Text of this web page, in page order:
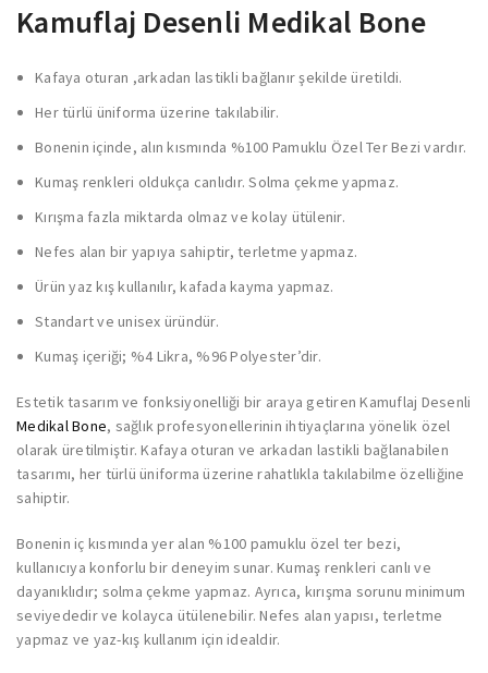
Kamuflaj Desenli Medikal Bone
Kafaya oturan ,arkadan lastikli bağlanır şekilde üretildi.
Her türlü üniforma üzerine takılabilir.
Bonenin içinde, alın kısmında %100 Pamuklu Özel Ter Bezi vardır.
Kumaş renkleri oldukça canlıdır. Solma çekme yapmaz.
Kırışma fazla miktarda olmaz ve kolay ütülenir.
Nefes alan bir yapıya sahiptir, terletme yapmaz.
Ürün yaz kış kullanılır, kafada kayma yapmaz.
Standart ve unisex üründür.
Kumaş içeriği; %4 Likra, %96 Polyester’dir.
Estetik tasarım ve fonksiyonelliği bir araya getiren Kamuflaj Desenli
Medikal Bone, sağlık profesyonellerinin ihtiyaçlarına yönelik özel
olarak üretilmiştir. Kafaya oturan ve arkadan lastikli bağlanabilen
tasarımı, her türlü üniforma üzerine rahatlıkla takılabilme özelliğine
sahiptir.
Bonenin iç kısmında yer alan %100 pamuklu özel ter bezi,
kullanıcıya konforlu bir deneyim sunar. Kumaş renkleri canlı ve
dayanıklıdır; solma çekme yapmaz. Ayrıca, kırışma sorunu minimum
seviyededir ve kolayca ütülenebilir. Nefes alan yapısı, terletme
yapmaz ve yaz-kış kullanım için idealdir.